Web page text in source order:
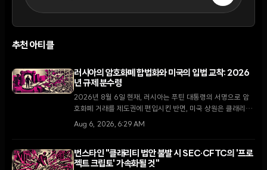
추천 아티클
러시아의 암호화폐 합법화와 미국의 입법 교착: 2026
년 규제 분수령
2026년 8월 6일 현재, 러시아는 푸틴 대통령의 서명으로 암
호화폐 거래를 제도권에 편입시킨 반면, 미국 상원은 클래리티
법안 처리를 두고 8월 휴회 전 마지막 진통을 겪고 있다.
Aug 6, 2026, 6:29 AM
번스타인 "클래리티 법안 불발 시 SEC·CFTC의 '프로
젝트 크립토' 가속화될 것"